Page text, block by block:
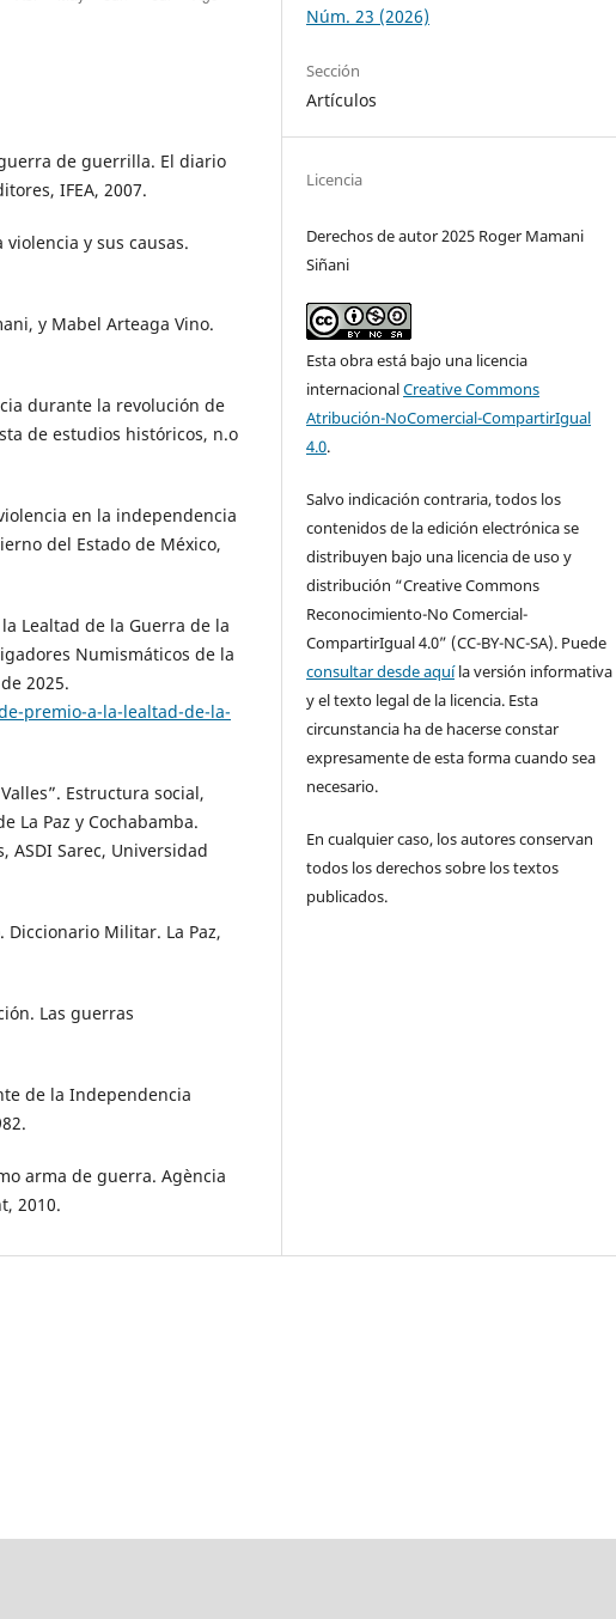
de guerrilla. El diario
IFEA, 2007.
violencia y sus causas.
y Mabel Arteaga Vino.
durante la revolución de
de estudios históricos, n.o
en la independencia
del Estado de México,
Lealtad de la Guerra de la
Numismáticos de la
2025.
premio-a-la-lealtad-de-la-
Estructura social,
La Paz y Cochabamba.
ASDI Sarec, Universidad
Diccionario Militar. La Paz,
Las guerras
de la Independencia
arma de guerra. Agència
2010.
Núm. 23 (2026)
Sección
Artículos
Licencia
Derechos de autor 2025 Roger Mamani
Siñani
Esta obra está bajo una licencia
internacionalCreative Commons
Atribución-NoComercial-CompartirIgual
4.0.
Salvo indicación contraria, todos los
contenidos de la edición electrónica se
distribuyen bajo una licencia de uso y
distribución “Creative Commons
Reconocimiento-No Comercial-
CompartirIgual 4.0” (CC-BY-NC-SA). Puede
consultar desde aquíla versión informativa
y el texto legal de la licencia. Esta
circunstancia ha de hacerse constar
expresamente de esta forma cuando sea
necesario.
En cualquier caso, los autores conservan
todos los derechos sobre los textos
publicados.